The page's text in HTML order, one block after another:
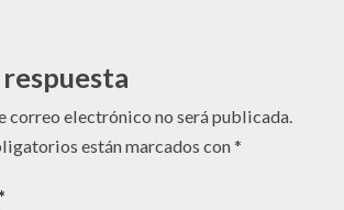
correo electrónico no será publicada.
están marcados con*
*